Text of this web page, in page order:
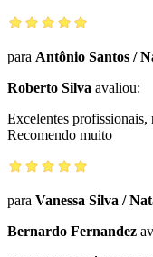
para Antônio Santos /
Roberto Silva avaliou:
Excelentes profissionais,
Recomendo muito
para Vanessa Silva /
Bernardo Fernandez